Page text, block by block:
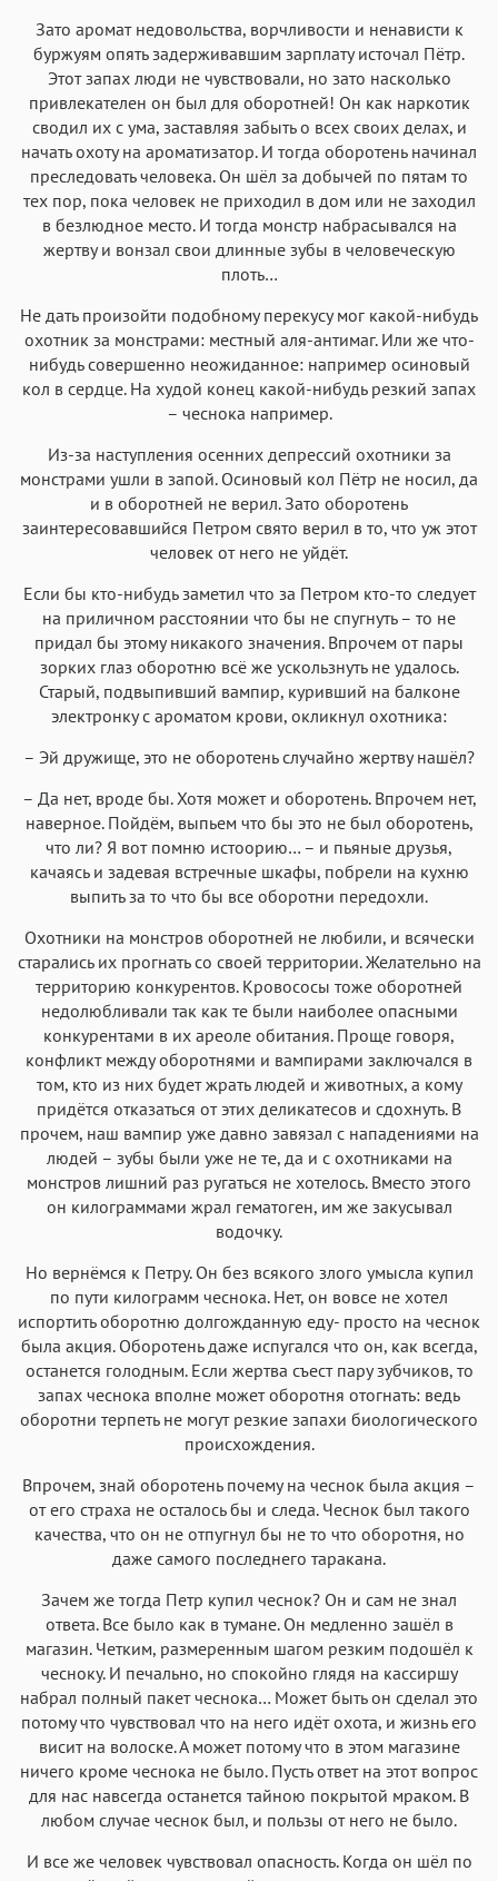
Зато аромат недовольства, ворчливости и ненависти к
буржуям опять задерживавшим зарплату источал Пётр.
Этот запах люди не чувствовали, но зато насколько
привлекателен он был для оборотней! Он как наркотик
сводил их с ума, заставляя забыть о всех своих делах, и
начать охоту на ароматизатор. И тогда оборотень начинал
преследовать человека. Он шёл за добычей по пятам то
тех пор, пока человек не приходил в дом или не заходил
в безлюдное место. И тогда монстр набрасывался на
жертву и вонзал свои длинные зубы в человеческую
плоть…
Не дать произойти подобному перекусу мог какой-нибудь
охотник за монстрами: местный аля-антимаг. Или же что-
нибудь совершенно неожиданное: например осиновый
кол в сердце. На худой конец какой-нибудь резкий запах
– чеснока например.
Из-за наступления осенних депрессий охотники за
монстрами ушли в запой. Осиновый кол Пётр не носил, да
и в оборотней не верил. Зато оборотень
заинтересовавшийся Петром свято верил в то, что уж этот
человек от него не уйдёт.
Если бы кто-нибудь заметил что за Петром кто-то следует
на приличном расстоянии что бы не спугнуть – то не
придал бы этому никакого значения. Впрочем от пары
зорких глаз оборотню всё же ускользнуть не удалось.
Старый, подвыпивший вампир, куривший на балконе
электронку с ароматом крови, окликнул охотника:
– Эй дружище, это не оборотень случайно жертву нашёл?
– Да нет, вроде бы. Хотя может и оборотень. Впрочем нет,
наверное. Пойдём, выпьем что бы это не был оборотень,
что ли? Я вот помню истоорию… – и пьяные друзья,
качаясь и задевая встречные шкафы, побрели на кухню
выпить за то что бы все оборотни передохли.
Охотники на монстров оборотней не любили, и всячески
старались их прогнать со своей территории. Желательно на
территорию конкурентов. Кровососы тоже оборотней
недолюбливали так как те были наиболее опасными
конкурентами в их ареоле обитания. Проще говоря,
конфликт между оборотнями и вампирами заключался в
том, кто из них будет жрать людей и животных, а кому
придётся отказаться от этих деликатесов и сдохнуть. В
прочем, наш вампир уже давно завязал с нападениями на
людей – зубы были уже не те, да и с охотниками на
монстров лишний раз ругаться не хотелось. Вместо этого
он килограммами жрал гематоген, им же закусывал
водочку.
Но вернёмся к Петру. Он без всякого злого умысла купил
по пути килограмм чеснока. Нет, он вовсе не хотел
испортить оборотню долгожданную еду- просто на чеснок
была акция. Оборотень даже испугался что он, как всегда,
останется голодным. Если жертва съест пару зубчиков, то
запах чеснока вполне может оборотня отогнать: ведь
оборотни терпеть не могут резкие запахи биологического
происхождения.
Впрочем, знай оборотень почему на чеснок была акция –
от его страха не осталось бы и следа. Чеснок был такого
качества, что он не отпугнул бы не то что оборотня, но
даже самого последнего таракана.
Зачем же тогда Петр купил чеснок? Он и сам не знал
ответа. Все было как в тумане. Он медленно зашёл в
магазин. Четким, размеренным шагом резким подошёл к
чесноку. И печально, но спокойно глядя на кассиршу
набрал полный пакет чеснока… Может быть он сделал это
потому что чувствовал что на него идёт охота, и жизнь его
висит на волоске. А может потому что в этом магазине
ничего кроме чеснока не было. Пусть ответ на этот вопрос
для нас навсегда останется тайною покрытой мраком. В
любом случае чеснок был, и пользы от него не было.
И все же человек чувствовал опасность. Когда он шёл по